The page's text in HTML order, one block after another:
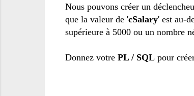
Nous pouvons créer un
que la valeur de 'cSalary' est au-
supérieure à 5000 ou un nombre
Donnez votre PL / SQL pour